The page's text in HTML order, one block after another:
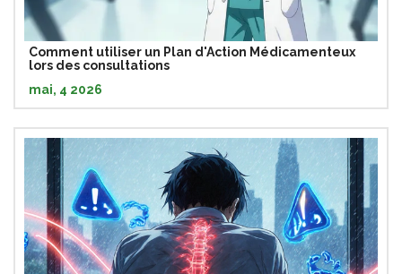
Comment utiliser un Plan d'Action Médicamenteux
lors des consultations
mai, 4 2026